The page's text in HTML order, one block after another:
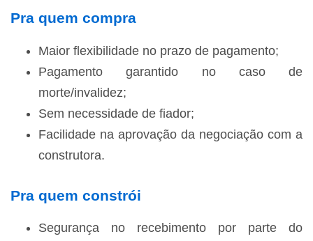
Pra quem compra
Maior flexibilidade no prazo de pagamento;
Pagamento garantido no caso de
morte/invalidez;
Sem necessidade de fiador;
Facilidade na aprovação da negociação com a
construtora.
Pra quem constrói
Segurança no recebimento por parte do